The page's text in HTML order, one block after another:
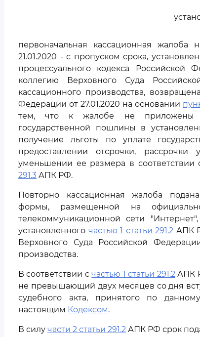
первоначальная кассационная жалоба
21.01.2020 - с пропуском срока,
процессуального кодекса
коллегию Верховного Суда
кассационного производства,
Федерации от 27.01.2020 на основании
тем, что к жалобе не приложены
государственной пошлины в
получение льготы по уплате
предоставлении отсрочки,
уменьшении ее размера в соответствии
291.3 АПК РФ.
Повторно кассационная жалоба
формы, размещенной на
телекоммуникационной сети
установленного частью 1 статьи 291.2 АПК
Верховного Суда Российской
производства.
В соответствии счастью 1 статьи 291.2АПК
не превышающий двух месяцев со дня
судебного акта, принятого по
настоящим Кодексом.
В силу части 2 статьи 291.2 АПК РФ срок